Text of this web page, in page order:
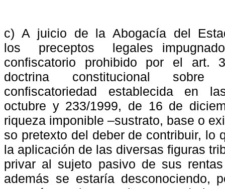
c) A juicio de la Abogacía del
los
preceptos
legales
confiscatorio
prohibido por el art.
doctrina
constitucional
sobre
confiscatoriedad
establecida en
octubre y 233/1999, de 16 de
riqueza imponible –sustrato, base o
so pretexto del deber de contribuir, lo
la aplicación de las diversas figuras
privar al sujeto pasivo de sus
además se estaría desconociendo,